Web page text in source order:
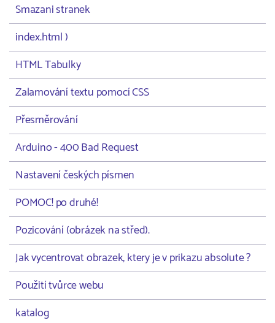
Smazani stranek
index.html )
HTML Tabulky
Zalamování textu pomocí CSS
Přesměrování
Arduino - 400 Bad Request
Nastavení českých písmen
POMOC! po druhé!
Pozicování (obrázek na střed).
Jak vycentrovat obrazek, ktery je v prikazu absolute ?
Použití tvůrce webu
katalog